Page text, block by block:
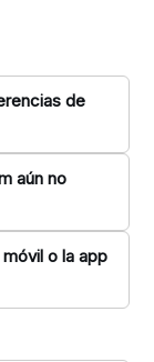
de
aún no
o la app